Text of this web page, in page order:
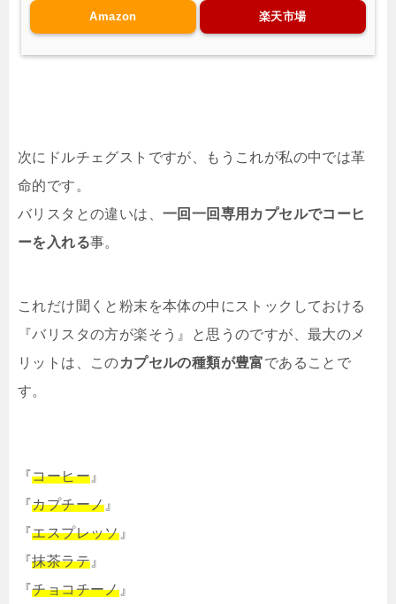
Amazon 楽天市場
次にドルチェグストですが、もうこれが私の中では革
命的です。
バリスタとの違いは、 一回一回専用カプセルでコーヒ
ーを入れる事。
これだけ聞くと粉末を本体の中にストックしておける
『バリスタの方が楽そう』と思うのですが、最大のメ
リットは、このカプセルの種類が豊富であることで
す。
『コーヒー 』
『カプチーノ 』
『エスプレッソ』
『抹茶ラテ 』
『チョコチーノ』